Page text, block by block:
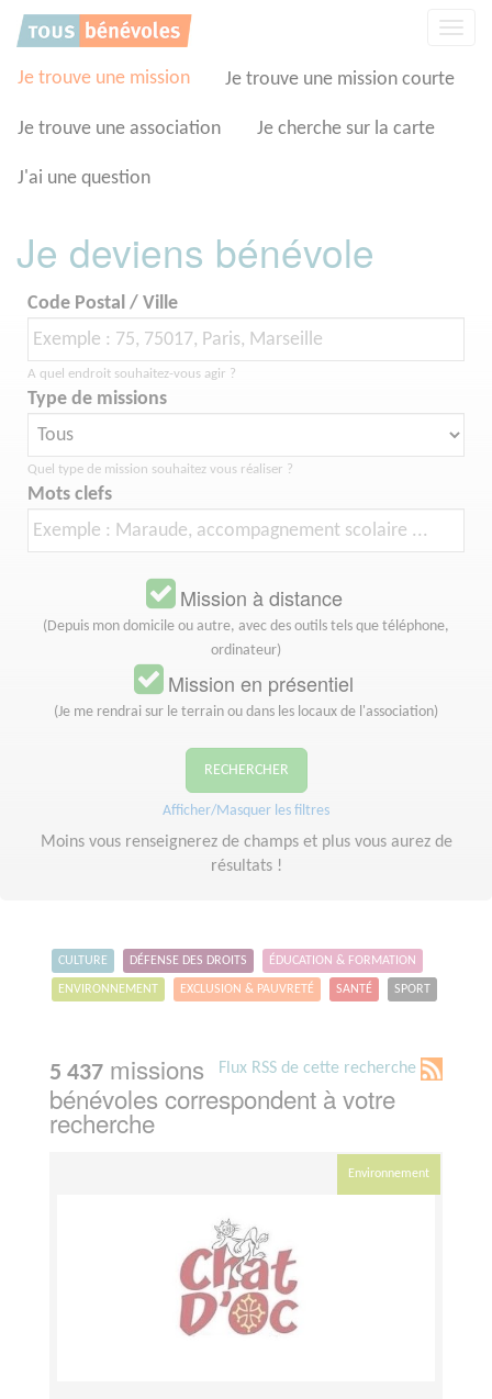
Je trouve une mission Je trouve une mission courte
Je trouve une association Je cherche sur la carte
J'ai une question
Je deviens bénévole
Code Postal / Ville
A quel endroit souhaitez-vous agir ?
Type de missions
Quel type de mission souhaitez vous réaliser ?
Mots clefs
Mission à distance
(Depuis mon domicile ou autre, avec des outils tels que téléphone,
ordinateur)
Mission en présentiel
(Je me rendrai sur le terrain ou dans les locaux de l'association)
RECHERCHER
Afficher/Masquer les filtres
Moins vous renseignerez de champs et plus vous aurez de
résultats !
CULTURE DÉFENSE DES DROITS ÉDUCATION & FORMATION
ENVIRONNEMENT EXCLUSION & PAUVRETÉ SANTÉ SPORT
Flux RSS de cette recherche
5 437 missions
bénévoles correspondent à votre
recherche
Environnement
Panneau de gestion des cookies